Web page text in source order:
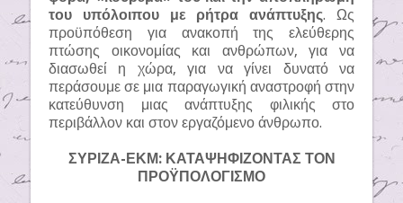
του υπόλοιπου με ρήτρα ανάπτυξης. Ως
προϋπόθεση για ανακοπή της ελεύθερης
πτώσης οικονομίας και ανθρώπων, για να
διασωθεί η χώρα, για να γίνει δυνατό να
περάσουμε σε μια παραγωγική αναστροφή στην
κατεύθυνση μιας ανάπτυξης φιλικής στο
περιβάλλον και στον εργαζόμενο άνθρωπο.
ΣΥΡΙΖΑ-ΕΚΜ: ΚΑΤΑΨΗΦΙΖΟΝΤΑΣ ΤΟΝ
ΠΡΟΫΠΟΛΟΓΙΣΜΟ